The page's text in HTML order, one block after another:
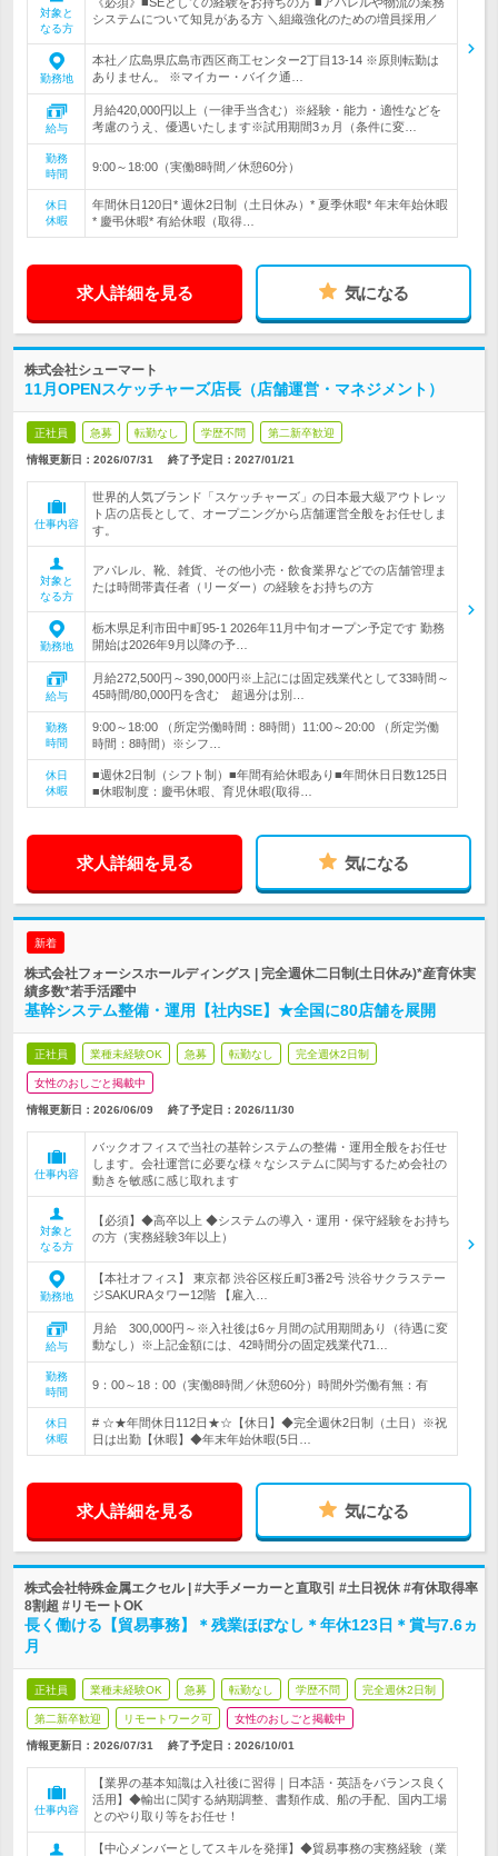
対象と
なる方
システムについて知見がある方 ＼組織強化のための増員採用／
勤務地
本社／広島県広島市西区商工センター2丁目13-14 ※原則転勤は
ありません。 ※マイカー・バイク通…
給与
月給420,000円以上（一律手当含む）※経験・能力・適性などを
考慮のうえ、優遇いたします※試用期間3ヵ月（条件に変…
勤務
時間
9:00～18:00（実働8時間／休憩60分）
休日
休暇
年間休日120日* 週休2日制（土日休み）* 夏季休暇* 年末年始休暇
* 慶弔休暇* 有給休暇（取得…
求人詳細を見る 気になる
株式会社シューマート
11月OPENスケッチャーズ店長（店舗運営・マネジメント）
正社員 急募 転勤なし 学歴不問 第二新卒歓迎
情報更新日：2026/07/31 終了予定日： 2027/01/21
仕事内容
世界的人気ブランド「スケッチャーズ」の日本最大級アウトレッ
ト店の店長として、オープニングから店舗運営全般をお任せしま
す。
対象と
なる方
アパレル、靴、雑貨、その他小売・飲食業界などでの店舗管理ま
たは時間帯責任者（リーダー）の経験をお持ちの方
勤務地
栃木県足利市田中町95-1 2026年11月中旬オープン予定です 勤務
開始は2026年9月以降の予…
給与
月給272,500円～390,000円※上記には固定残業代として33時間～
45時間/80,000円を含む 超過分は別…
勤務
時間
9:00～18:00 （所定労働時間：8時間）11:00～20:00 （所定労働
時間：8時間）※シフ…
休日
休暇
■週休2日制（シフト制）■年間有給休暇あり■年間休日日数125日
■休暇制度：慶弔休暇、育児休暇(取得…
求人詳細を見る 気になる
新着
株式会社フォーシスホールディングス | 完全週休二日制(土日休み)*産育休実
績多数*若手活躍中
基幹システム整備・運用【社内SE】★全国に80店舗を展開
正社員 業種未経験OK 急募 転勤なし 完全週休2日制
女性のおしごと掲載中
情報更新日：2026/06/09 終了予定日： 2026/11/30
仕事内容
バックオフィスで当社の基幹システムの整備・運用全般をお任せ
します。会社運営に必要な様々なシステムに関与するため会社の
動きを敏感に感じ取れます
対象と
なる方
【必須】◆高卒以上 ◆システムの導入・運用・保守経験をお持ち
の方（実務経験3年以上）
勤務地
【本社オフィス】 東京都 渋谷区桜丘町3番2号 渋谷サクラステー
ジSAKURAタワー12階 【雇入…
給与
月給 300,000円～※入社後は6ヶ月間の試用期間あり（待遇に変
動なし）※上記金額には、42時間分の固定残業代71…
勤務
時間
9：00～18：00（実働8時間／休憩60分）時間外労働有無：有
休日
休暇
# ☆★年間休日112日★☆【休日】◆完全週休2日制（土日）※祝
日は出勤【休暇】◆年末年始休暇(5日…
求人詳細を見る 気になる
株式会社特殊金属エクセル | #大手メーカーと直取引 #土日祝休 #有休取得率
8割超 #リモートOK
長く働ける【貿易事務】＊残業ほぼなし＊年休123日＊賞与7.6ヵ
月
正社員 業種未経験OK 急募 転勤なし 学歴不問 完全週休2日制
第二新卒歓迎 リモートワーク可 女性のおしごと掲載中
情報更新日：2026/07/31 終了予定日： 2026/10/01
仕事内容
【業界の基本知識は入社後に習得｜日本語・英語をバランス良く
活用】◆輸出に関する納期調整、書類作成、船の手配、国内工場
とのやり取り等をお任せ！
【中心メンバーとしてスキルを発揮】◆貿易事務の実務経験（業